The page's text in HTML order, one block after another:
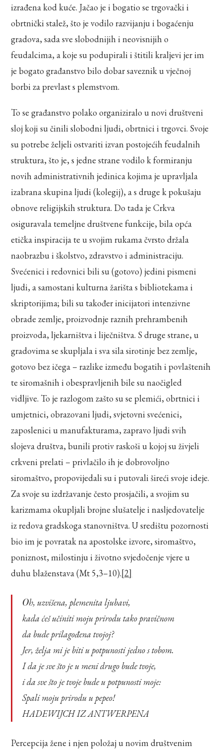
izrađena kod kuće. Jačao je i bogatio se trgovački i
obrtnički stalež, što je vodilo razvijanju i bogaćenju
gradova, sada sve slobodnijih i neovisnijih o
feudalcima, a koje su podupirali i štitili kraljevi jer im
je bogato građanstvo bilo dobar saveznik u vječnoj
borbi za prevlast s plemstvom.
To se građanstvo polako organiziralo u novi društveni
sloj koji su činili slobodni ljudi, obrtnici i trgovci. Svoje
su potrebe željeli ostvariti izvan postojećih feudalnih
struktura, što je, s jedne strane vodilo k formiranju
novih administrativnih jedinica kojima je upravljala
izabrana skupina ljudi (kolegij), a s druge k pokušaju
obnove religijskih struktura. Do tada je Crkva
osiguravala temeljne društvene funkcije, bila opća
etička inspiracija te u svojim rukama čvrsto držala
naobrazbu i školstvo, zdravstvo i administraciju.
Svećenici i redovnici bili su (gotovo) jedini pismeni
ljudi, a samostani kulturna žarišta s bibliotekama i
skriptorijima; bili su također inicijatori intenzivne
obrade zemlje, proizvodnje raznih prehrambenih
proizvoda, ljekarništva i liječništva. S druge strane, u
gradovima se skupljala i sva sila sirotinje bez zemlje,
gotovo bez ičega – razlike između bogatih i povlaštenih
te siromašnih i obespravljenih bile su naočigled
vidljive. To je razlogom zašto su se plemići, obrtnici i
umjetnici, obrazovani ljudi, svjetovni svećenici,
zaposlenici u manufakturama, zapravo ljudi svih
slojeva društva, bunili protiv raskoši u kojoj su živjeli
crkveni prelati – privlačilo ih je dobrovoljno
siromaštvo, propovijedali su i putovali šireći svoje ideje.
Za svoje su izdržavanje često prosjačili, a svojim su
karizmama okupljali brojne slušatelje i nasljedovatelje
iz redova gradskoga stanovništva. U središtu pozornosti
bio im je povratak na apostolske izvore, siromaštvo,
poniznost, milostinju i životno svjedočenje vjere u
duhu blaženstava (Mt 5,3–10).[2]
Oh, uzvišena, plemenita ljubavi,
kada ćeš učiniti moju prirodu tako pravičnom
da bude prilagođena tvojoj?
Jer, želja mi je biti u potpunosti jedno s tobom.
I da je sve što je u meni drugo bude tvoje,
i da sve što je tvoje bude u potpunosti moje:
Spali moju prirodu u pepeo!
HADEWIJCH IZ ANTWERPENA
Percepcija žene i njen položaj u novim društvenim